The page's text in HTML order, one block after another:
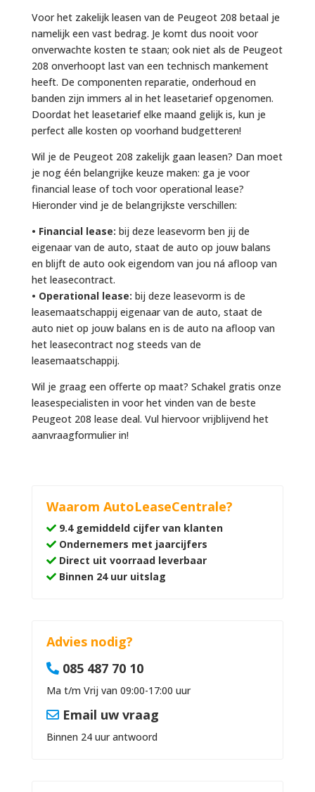
Voor het zakelijk leasen van de Peugeot 208 betaal je
namelijk een vast bedrag. Je komt dus nooit voor
onverwachte kosten te staan; ook niet als de Peugeot
208 onverhoopt last van een technisch mankement
heeft. De componenten reparatie, onderhoud en
banden zijn immers al in het leasetarief opgenomen.
Doordat het leasetarief elke maand gelijk is, kun je
perfect alle kosten op voorhand budgetteren!
Wil je de Peugeot 208 zakelijk gaan leasen? Dan moet
je nog één belangrijke keuze maken: ga je voor
financial lease of toch voor operational lease?
Hieronder vind je de belangrijkste verschillen:
• Financial lease: bij deze leasevorm ben jij de
eigenaar van de auto, staat de auto op jouw balans
en blijft de auto ook eigendom van jou ná afloop van
het leasecontract.
• Operational lease: bij deze leasevorm is de
leasemaatschappij eigenaar van de auto, staat de
auto niet op jouw balans en is de auto na afloop van
het leasecontract nog steeds van de
leasemaatschappij.
Wil je graag een offerte op maat? Schakel gratis onze
leasespecialisten in voor het vinden van de beste
Peugeot 208 lease deal. Vul hiervoor vrijblijvend het
aanvraagformulier in!
Waarom AutoLeaseCentrale?
9.4 gemiddeld cijfer van klanten
Ondernemers met jaarcijfers
Direct uit voorraad leverbaar
Binnen 24 uur uitslag
Advies nodig?
085 487 70 10
Ma t/m Vrij van 09:00-17:00 uur
Email uw vraag
Binnen 24 uur antwoord